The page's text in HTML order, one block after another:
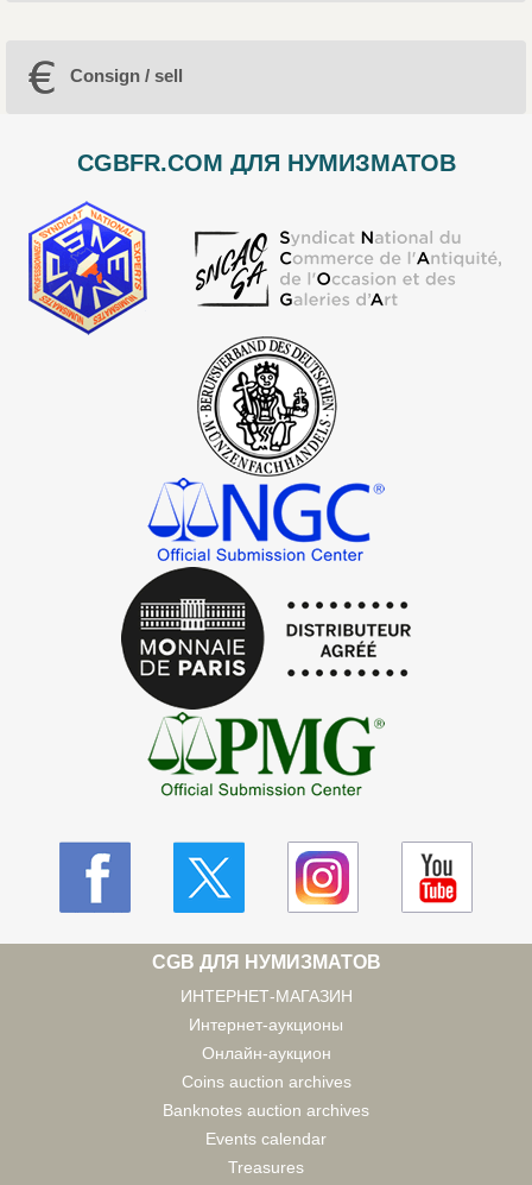
Consign / sell
CGBFR.COM ДЛЯ НУМИЗМАТОВ
CGB ДЛЯ НУМИЗМАТОВ
ИНТЕРНЕТ-МАГАЗИН
Интернет-аукционы
Онлайн-аукцион
Coins auction archives
Banknotes auction archives
Events calendar
Treasures